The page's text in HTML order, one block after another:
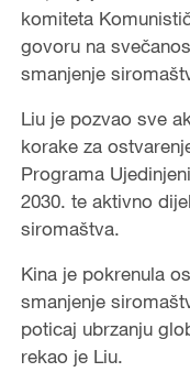
komiteta
govoru na
smanjenje
Liu je pozvao sve
korake za
Programa
2030. te aktivno
siromaštva.
Kina je pokrenula
smanjenje
poticaj ubrzanju
rekao je Liu.